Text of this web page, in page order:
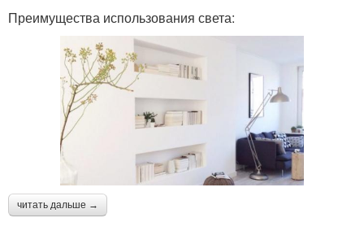
Преимущества использования света:
читать дальше →